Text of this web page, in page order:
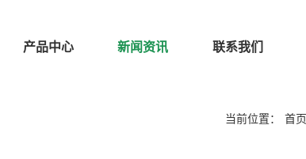
产品中心 新闻资讯 联系我们
当前位置： 首页